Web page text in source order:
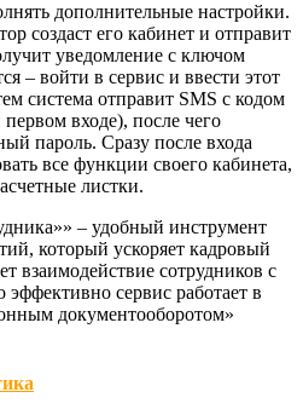
дополнительные настройки.
создаст его кабинет и отправит
уведомление с ключом
– войти в сервис и ввести этот
система отправит SMS с кодом
входе), после чего
пароль. Сразу после входа
все функции своего кабинета,
листки.
– удобный инструмент
который ускоряет кадровый
взаимодействие сотрудников с
сервис работает в
документооборотом»